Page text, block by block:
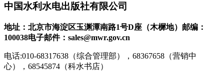
中国水利水电出版社有限公司
地址：北京市海淀区玉渊潭南路1号D座（木樨地） 邮编：
100038电子邮件：sales@mwr.gov.cn
电话:010-68317638（综合管理部），68367658（营销中
心），68545874（科水书店）